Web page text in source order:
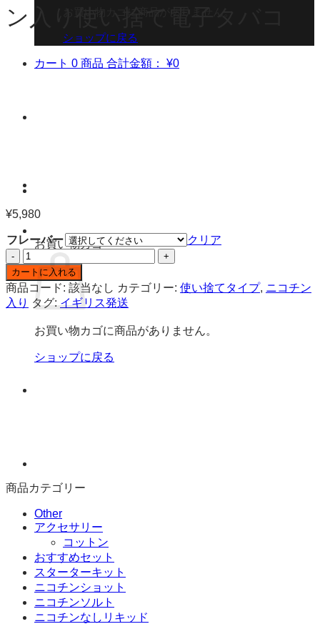
ショップに戻る
カート 0 商品 合計金額： ¥0
お買い物カゴ
お買い物カゴに商品がありません。
ショップに戻る
ン入り使い捨て電子タバコ
¥5,980
フレーバー
クリア
UWELL
Viscore
8000
ニ
コ
バ
個
カートに入れる
商品コード: 該当なし カテゴリー: 使い捨てタイプ, ニコチン
入り タグ: イギリス発送
商品カテゴリー
Other
アクセサリー
コットン
おすすめセット
スターターキット
ニコチンショット
ニコチンソルト
ニコチンなしリキッド